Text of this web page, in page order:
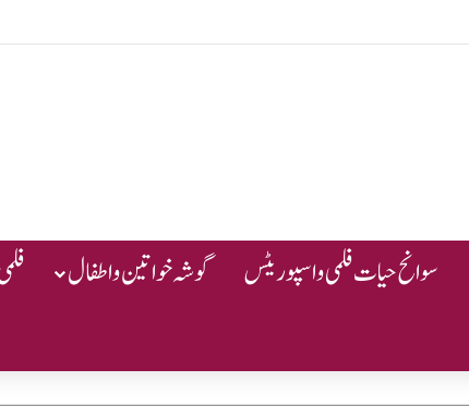
سوانح حیات فلمی و اسپوریٹس گوشہ خواتین و اطفال